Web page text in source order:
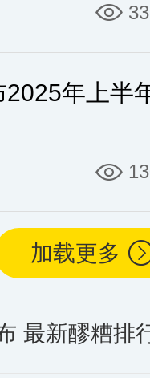
年上半
加载更多
最新醪糟排